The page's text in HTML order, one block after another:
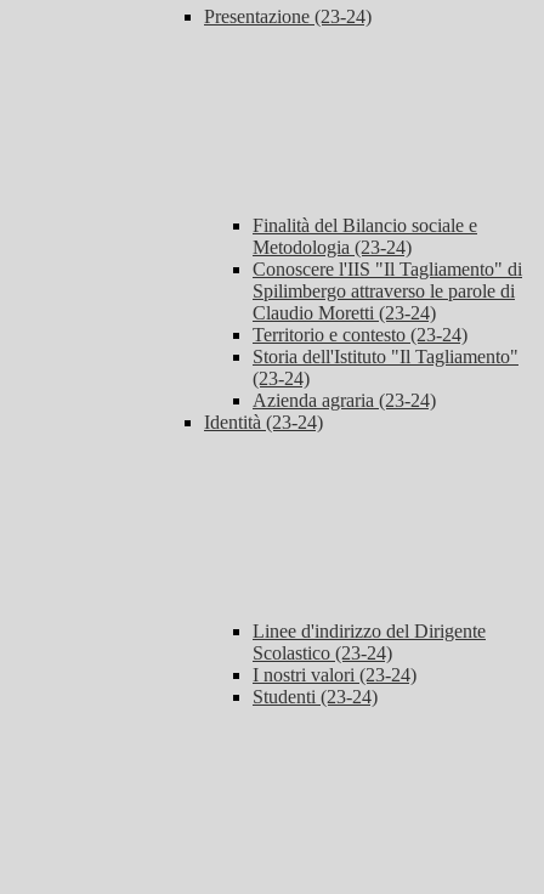
Presentazione (23-24)
Finalità del Bilancio sociale e
Metodologia (23-24)
Conoscere l'IIS "Il Tagliamento" di
Spilimbergo attraverso le parole di
Claudio Moretti (23-24)
Territorio e contesto (23-24)
Storia dell'Istituto "Il Tagliamento"
(23-24)
Azienda agraria (23-24)
Identità (23-24)
Linee d'indirizzo del Dirigente
Scolastico (23-24)
I nostri valori (23-24)
Studenti (23-24)